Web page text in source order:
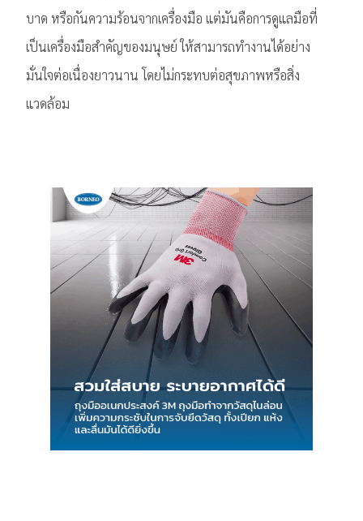
บาด หรือกันความร้อนจากเครื่องมือ แต่มันคือการดูแลมือที่
เป็นเครื่องมือสำคัญของมนุษย์ ให้สามารถทำงานได้อย่าง
มั่นใจต่อเนื่องยาวนาน โดยไม่กระทบต่อสุขภาพหรือสิ่ง
แวดล้อม